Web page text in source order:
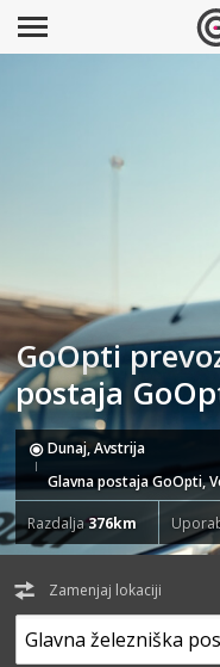
GoOpti
postaja
Dunaj, Avstrija
Glavna postaja GoOpti,
Razdalja376km
Zamenjaj lokaciji